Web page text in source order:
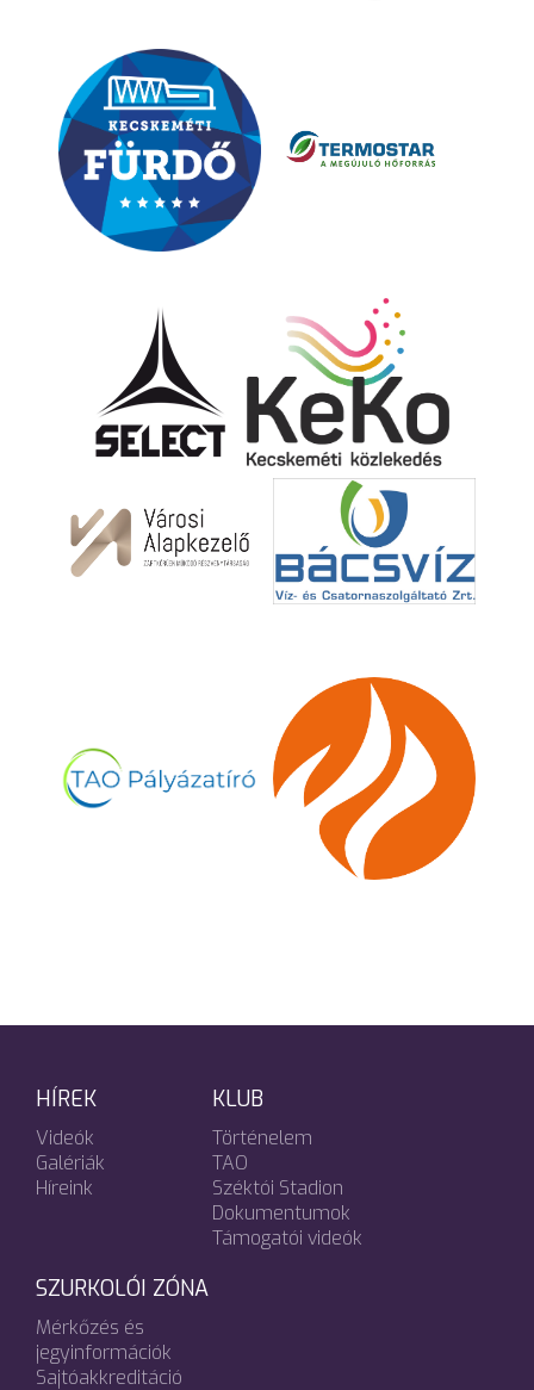
HÍREK
Videók
Galériák
Híreink
KLUB
Történelem
TAO
Széktói Stadion
Dokumentumok
Támogatói videók
SZURKOLÓI ZÓNA
Mérkőzés és
jegyinformációk
Sajtóakkreditáció